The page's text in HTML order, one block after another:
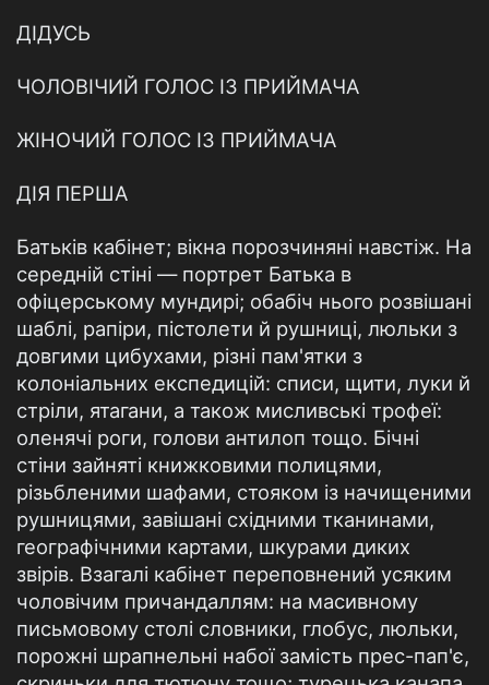
ДІДУСЬ
ЧОЛОВІЧИЙ ГОЛОС ІЗ ПРИЙМАЧА
ЖІНОЧИЙ ГОЛОС ІЗ ПРИЙМАЧА
ДІЯ ПЕРША
Батьків кабінет; вікна порозчиняні навстіж. На
середній стіні — портрет Батька в
офіцерському мундирі; обабіч нього розвішані
шаблі, рапіри, пістолети й рушниці, люльки з
довгими цибухами, різні пам'ятки з
колоніальних експедицій: списи, щити, луки й
стріли, ятагани, а також мисливські трофеї:
оленячі роги, голови антилоп тощо. Бічні
стіни зайняті книжковими полицями,
різьбленими шафами, стояком із начищеними
рушницями, завішані східними тканинами,
географічними картами, шкурами диких
звірів. Взагалі кабінет переповнений усяким
чоловічим причандаллям: на масивному
письмовому столі словники, глобус, люльки,
порожні шрапнельні набої замість прес-пап'є,